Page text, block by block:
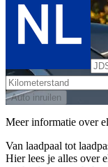
Auto inruilen
Meer informatie over
Van laadpaal tot
Hier lees je alles over